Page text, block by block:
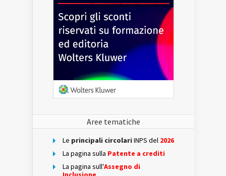
Aree tematiche
Le principali circolari INPS del 2026
La pagina sulla Patente a crediti
La pagina sull'Assegno di